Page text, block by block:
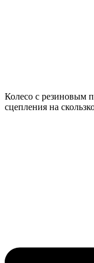
Колесо с резиновым
сцепления на